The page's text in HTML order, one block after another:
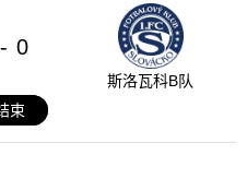
- 0
斯洛瓦科B队
束